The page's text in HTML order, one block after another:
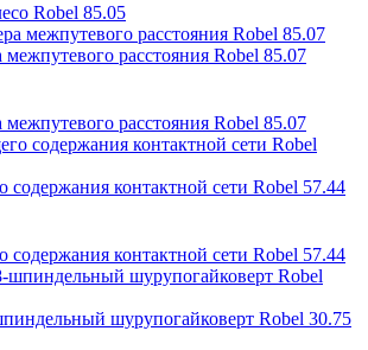
Robel 85.05
расстояния Robel 85.07
расстояния Robel 85.07
содержания контактной сети Robel 57.44
содержания контактной сети Robel 57.44
шурупогайковерт Robel 30.75